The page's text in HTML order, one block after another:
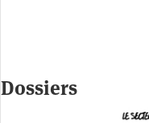
Dossiers